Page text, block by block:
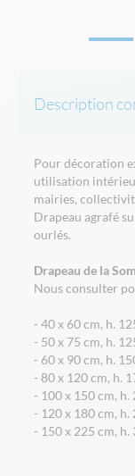
Description
Pour décoration
utilisation
mairies,
Drapeau agrafé
ourlés.
Drapeau de la
Nous consulter
- 40 x 60 cm, h.
- 50 x 75 cm, h.
- 60 x 90 cm, h.
- 80 x 120 cm, h.
- 100 x 150 cm,
- 120 x 180 cm,
- 150 x 225 cm,